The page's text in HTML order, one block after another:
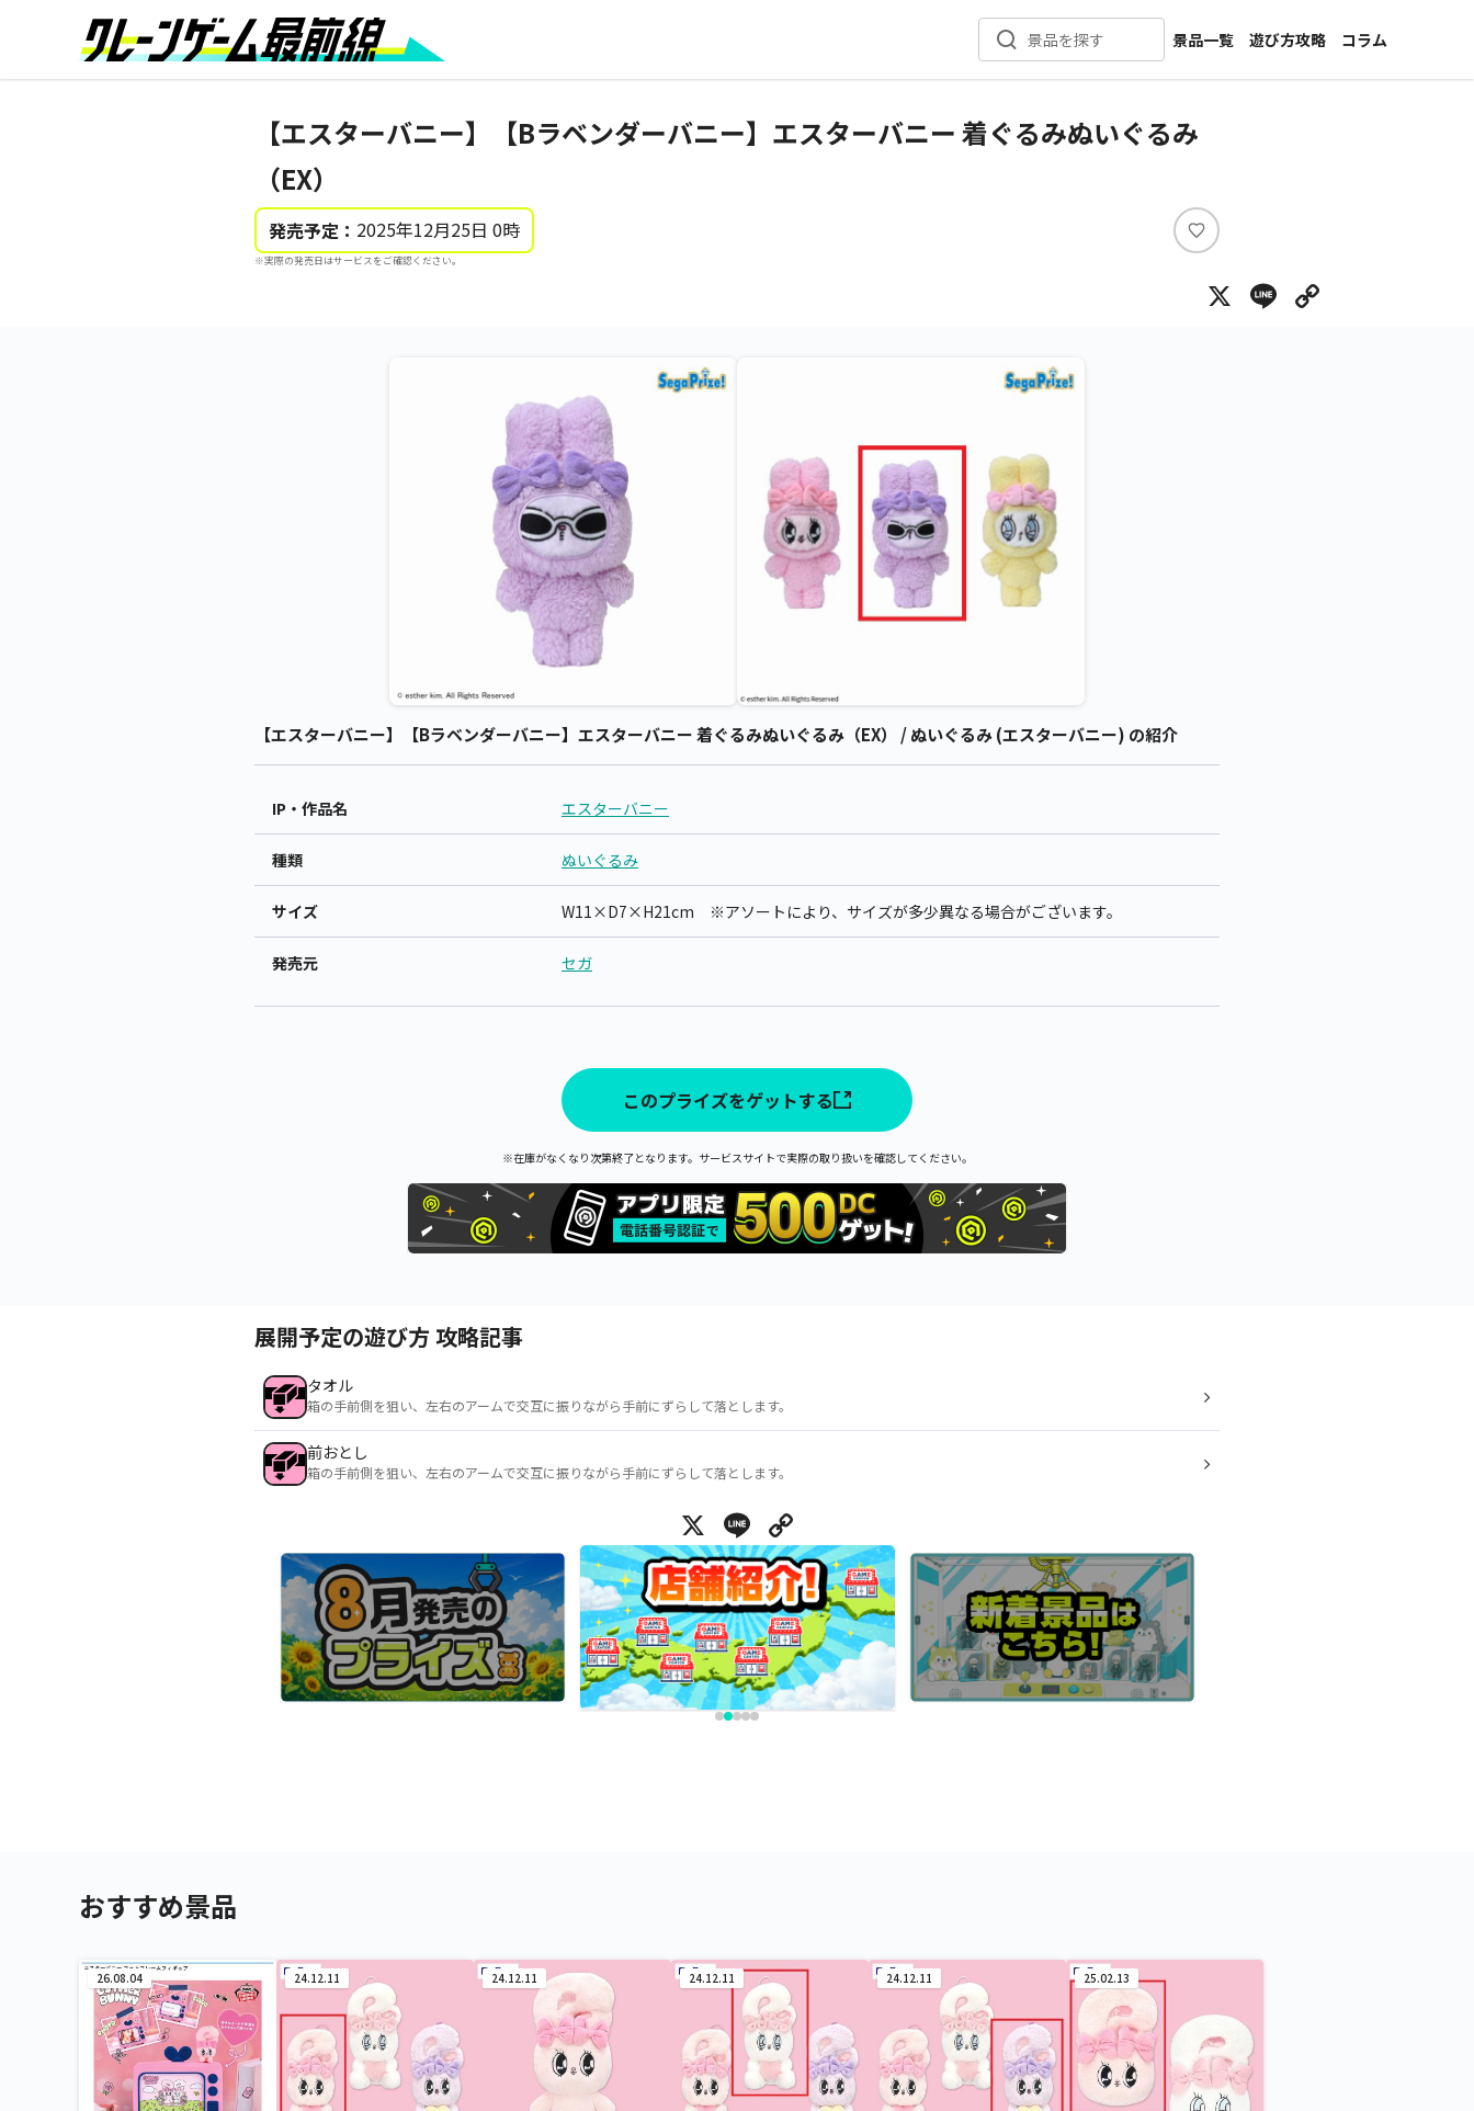
景品を探す
景品一覧
新着景品
カテゴリ一覧
遊び方攻略
コラム
インタビュー
【エスターバニー】【Bラベンダーバニー】エスターバニー 着ぐるみぬいぐるみ
（EX）
発売予定： 2025年12月25日 0時
※実際の発売日はサービスをご確認ください。
い
ね
X Line
【エスターバニー】【Bラベンダーバニー】エスターバニー 着ぐるみぬいぐるみ（EX） / ぬいぐるみ (エスターバニー) の紹介
IP・作品名 エスターバニー
種類 ぬいぐるみ
サイズ W11×D7×H21cm ※アソートにより、サイズが多少異なる場合がございます。
発売元 セガ
このプライズをゲットする
※在庫がなくなり次第終了となります。サービスサイトで実際の取り扱いを確認してください。
展開予定の遊び方 攻略記事
タオル
箱の手前側を狙い、左右のアームで交互に振りながら手前にずらして落とします。
前おとし
箱の手前側を狙い、左右のアームで交互に振りながら手前にずらして落とします。
X Line
おすすめ景品
26.08.04 24.12.11 24.12.11 24.12.11 24.12.11 25.02.13